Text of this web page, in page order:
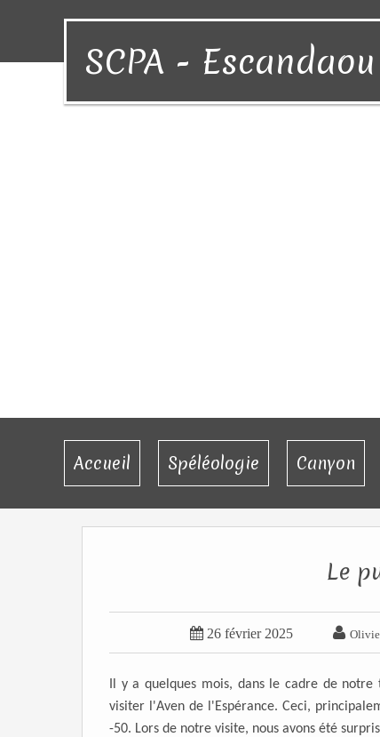
SCPA - Escandaou
Accueil Spéléologie Canyon
Le
 26 février 2025 
Il y a quelques mois, dans le cadre de
visiter l'Aven de l'Espérance. Ceci,
-50. Lors de notre visite, nous avons été